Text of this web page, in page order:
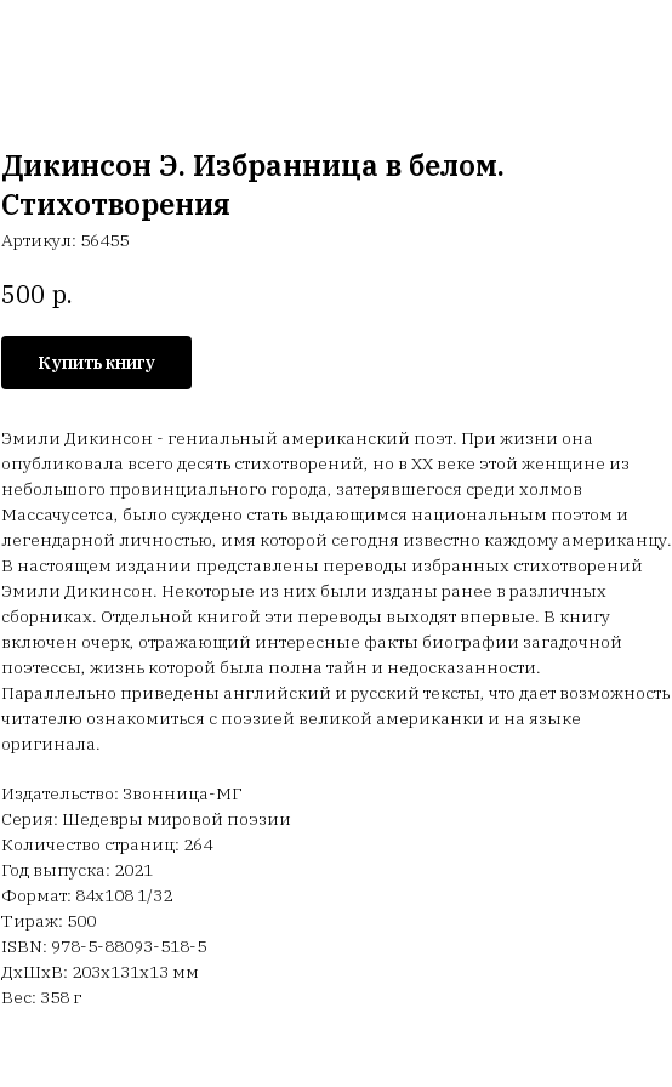
Дикинсон Э. Избранница в белом.
Стихотворения
Артикул: 56455
500 р.
Купить книгу
Эмили Дикинсон - гениальный американский поэт. При жизни она
опубликовала всего десять стихотворений, но в XX веке этой женщине из
небольшого провинциального города, затерявшегося среди холмов
Массачусетса, было суждено стать выдающимся национальным поэтом и
легендарной личностью, имя которой сегодня известно каждому американцу.
В настоящем издании представлены переводы избранных стихотворений
Эмили Дикинсон. Некоторые из них были изданы ранее в различных
сборниках. Отдельной книгой эти переводы выходят впервые. В книгу
включен очерк, отражающий интересные факты биографии загадочной
поэтессы, жизнь которой была полна тайн и недосказанности.
Параллельно приведены английский и русский тексты, что дает возможность
читателю ознакомиться с поэзией великой американки и на языке
оригинала.
Издательство: Звонница-МГ
Серия: Шедевры мировой поэзии
Количество страниц: 264
Год выпуска: 2021
Формат: 84х108 1/32
Тираж: 500
ISBN: 978-5-88093-518-5
ДxШxВ: 203x131x13 мм
Вес: 358 г